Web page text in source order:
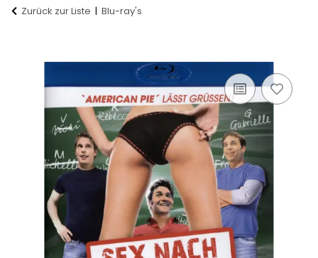
Zurück zur Liste Blu-ray's